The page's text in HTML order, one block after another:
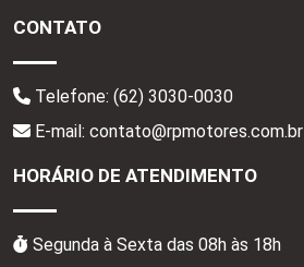
CONTATO
Telefone: (62) 3030-0030
E-mail: contato@rpmotores.com.br
HORÁRIO DE ATENDIMENTO
Segunda à Sexta das 08h às 18h